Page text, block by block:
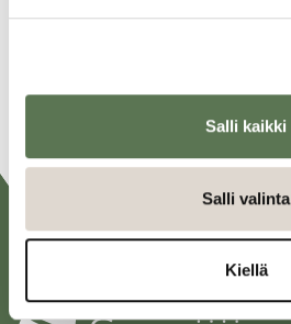
Salli kaikki
Salli valinta
Kiellä